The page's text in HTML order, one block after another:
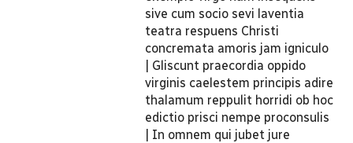
sive cum socio sevi laventia
teatra respuens Christi
concremata amoris jam igniculo
| Gliscunt praecordia oppido
virginis caelestem principis adire
thalamum reppulit horridi ob hoc
edictio prisci nempe proconsulis
| In omnem qui jubet jure